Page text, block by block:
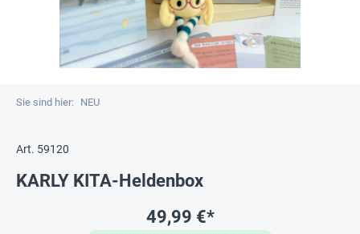
Sie sind hier: NEU
Art. 59120
KARLY KITA-Heldenbox
49,99 €*